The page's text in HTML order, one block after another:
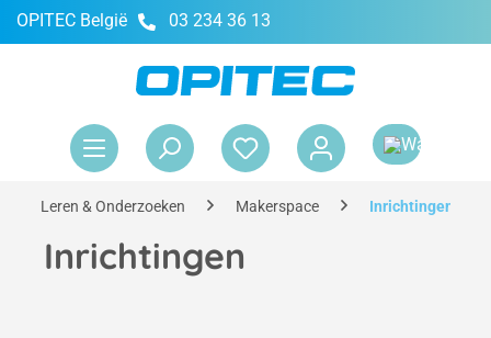
OPITEC België 03 234 36 13
Leren & Onderzoeken Makerspace Inrichtingen
Inrichtingen